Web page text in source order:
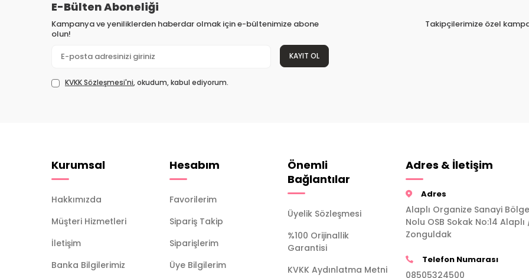
E-Bülten Aboneliği
Kampanya ve yeniliklerden haberdar olmak için e-bültenimize abone
olun!
KAYIT OL
KVKK Sözleşmesi'ni, okudum, kabul ediyorum.
Takipçilerimize özel
Kurumsal
Hakkımızda
Müşteri Hizmetleri
İletişim
Banka Bilgilerimiz
Hesabım
Favorilerim
Sipariş Takip
Siparişlerim
Üye Bilgilerim
Önemli
Bağlantılar
Üyelik Sözleşmesi
%100 Orijinallik
Garantisi
KVKK Aydınlatma Metni
Adres & İletişim
Adres
Alaplı Organize Sanayi
Nolu OSB Sokak No:14 Alaplı
Zonguldak
Telefon Numarası
08505324500